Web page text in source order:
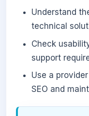
Understand
technical
Check
support
Use a
SEO and